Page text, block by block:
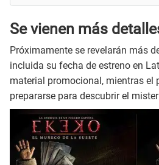
Se vienen más
Próximamente se revelarán más
incluida su fecha de estreno en
material promocional, mientras el
prepararse para descubrir el